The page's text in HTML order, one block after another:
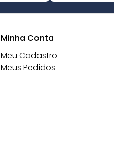
Minha Conta
Meu Cadastro
Meus Pedidos